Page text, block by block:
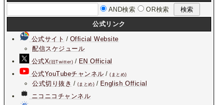
AND検索
OR検索
公式リンク
公式サイト / Official Website
配信スケジュール
公式X(旧Twitter) / EN Official
公式YouTubeチャンネル /(まとめ)
公式切り抜き / (まとめ) / English Official
ニコニコチャンネル